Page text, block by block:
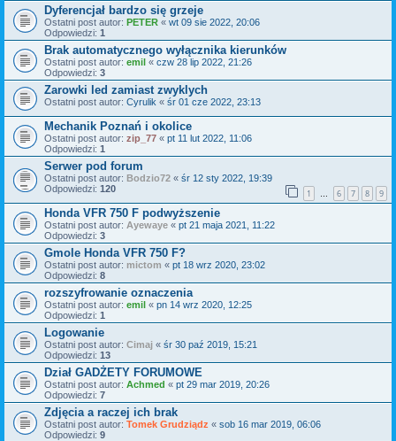
Dyferencjał bardzo się grzeje
Ostatni post autor: PETER « wt 09 sie 2022, 20:06
Odpowiedzi: 1
Brak automatycznego wyłącznika kierunków
Ostatni post autor: emil « czw 28 lip 2022, 21:26
Odpowiedzi: 3
Zarowki led zamiast zwyklych
Ostatni post autor: Cyrulik « śr 01 cze 2022, 23:13
Mechanik Poznań i okolice
Ostatni post autor: zip_77 « pt 11 lut 2022, 11:06
Odpowiedzi: 1
Serwer pod forum
Ostatni post autor: Bodzio72 « śr 12 sty 2022, 19:39
Odpowiedzi: 120 1 … 6 7 8 9
Honda VFR 750 F podwyższenie
Ostatni post autor: Ayewaye « pt 21 maja 2021, 11:22
Odpowiedzi: 3
Gmole Honda VFR 750 F?
Ostatni post autor: mictom « pt 18 wrz 2020, 23:02
Odpowiedzi: 8
rozszyfrowanie oznaczenia
Ostatni post autor: emil « pn 14 wrz 2020, 12:25
Odpowiedzi: 1
Logowanie
Ostatni post autor: Cimaj « śr 30 paź 2019, 15:21
Odpowiedzi: 13
Dział GADŻETY FORUMOWE
Ostatni post autor: Achmed « pt 29 mar 2019, 20:26
Odpowiedzi: 7
Zdjęcia a raczej ich brak
Ostatni post autor: Tomek Grudziądz « sob 16 mar 2019, 06:06
Odpowiedzi: 9